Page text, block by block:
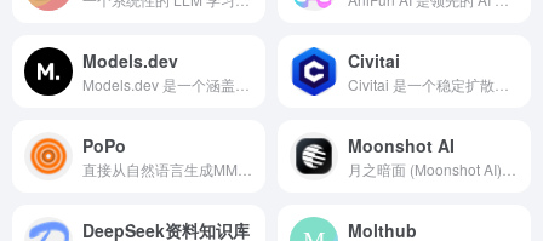
Models.dev Civitai
PoPo Moonshot AI
DeepSeek资料知识库 Molthub